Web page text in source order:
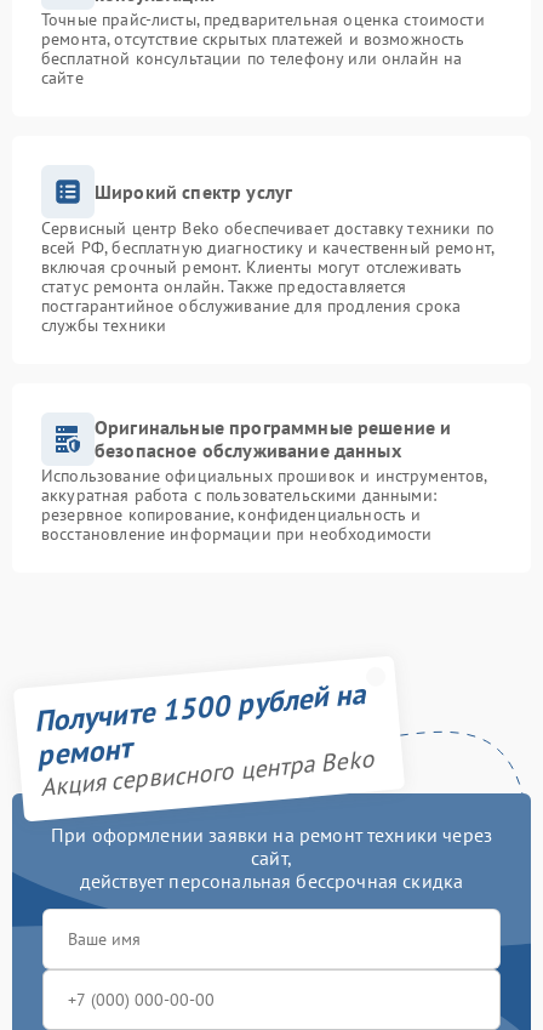
Точные прайс-листы, предварительная оценка стоимости
ремонта, отсутствие скрытых платежей и возможность
бесплатной консультации по телефону или онлайн на
сайте
Широкий спектр услуг
Сервисный центр Beko обеспечивает доставку техники по
всей РФ, бесплатную диагностику и качественный ремонт,
включая срочный ремонт. Клиенты могут отслеживать
статус ремонта онлайн. Также предоставляется
постгарантийное обслуживание для продления срока
службы техники
Оригинальные программные решение и
безопасное обслуживание данных
Использование официальных прошивок и инструментов,
аккуратная работа с пользовательскими данными:
резервное копирование, конфиденциальность и
восстановление информации при необходимости
Получите 1500 рублей на
ремонт
Акция сервисного центра Beko
При оформлении заявки на ремонт техники через
сайт,
действует персональная бессрочная скидка